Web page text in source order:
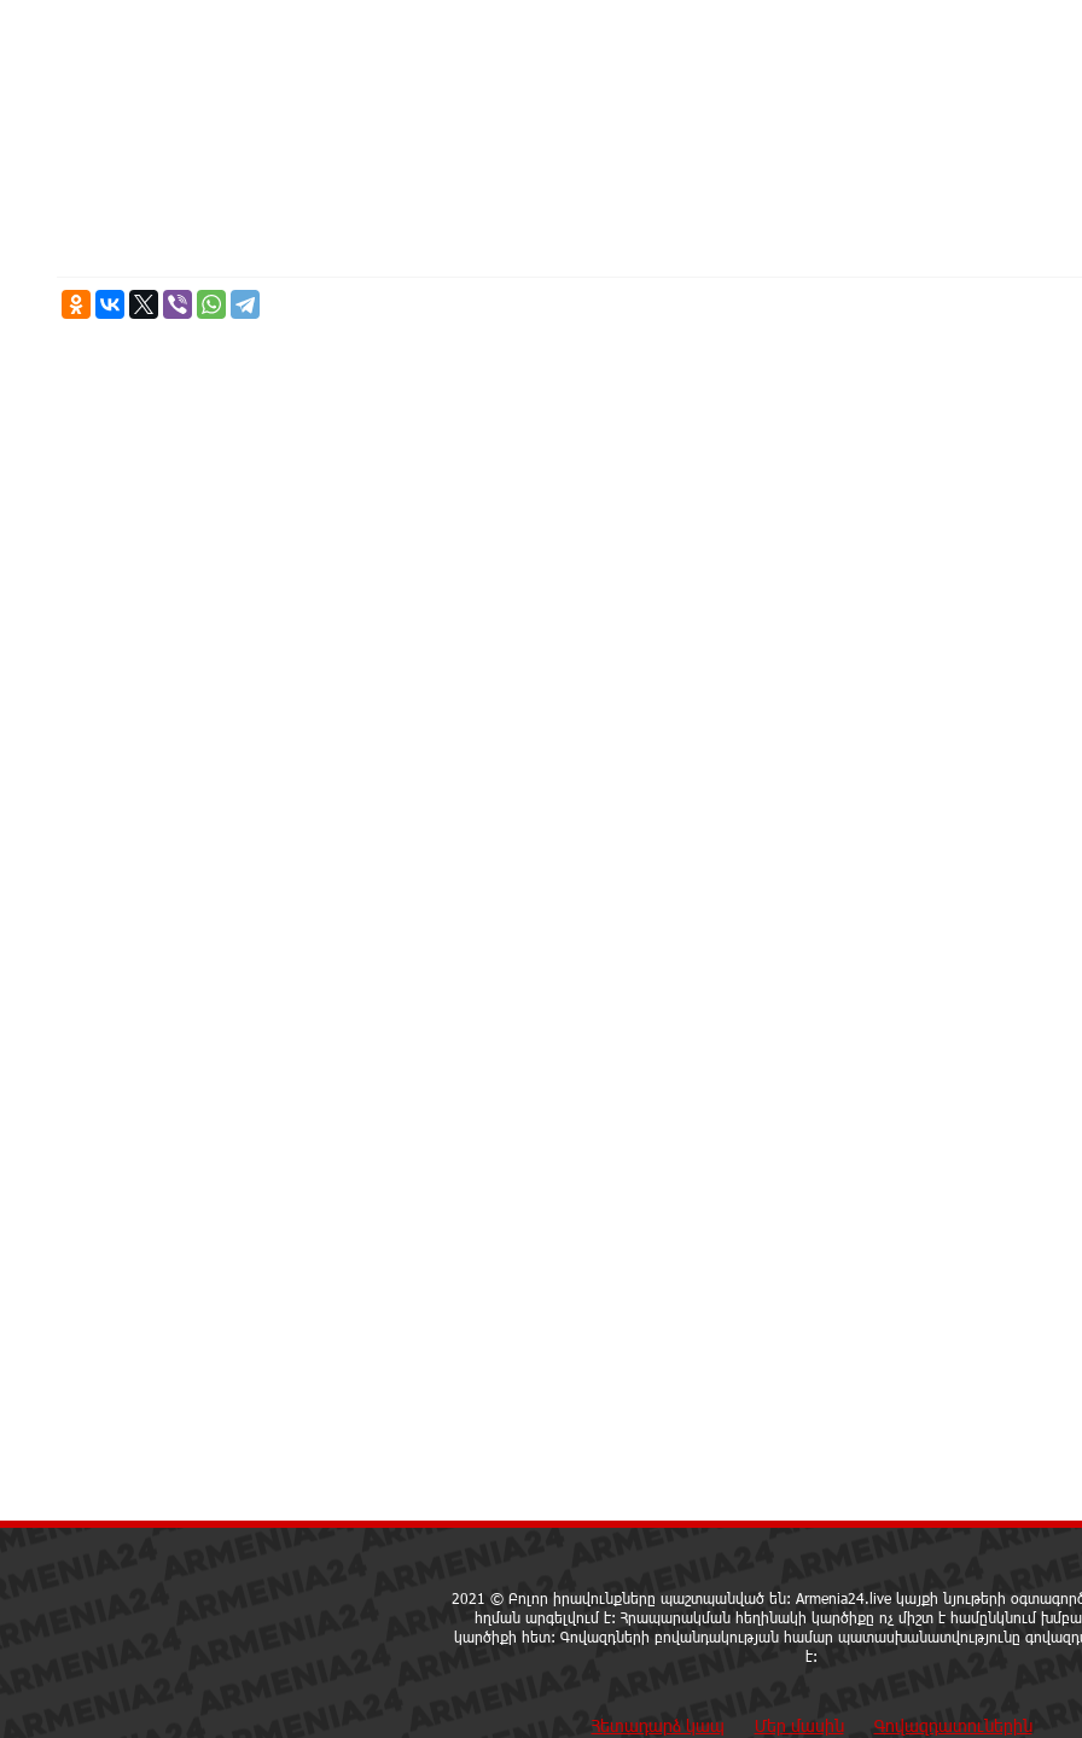
2021 © Բոլոր իրավունքները պաշտպանված են: Armenia24.live կայքի նյութերի
հղման արգելվում է: Հրապարակման հեղինակի կարծիքը ոչ միշտ է համընկնում
կարծիքի հետ: Գովազդների բովանդակության համար պատասխանատվությունը
է:
Հետադարձ կապ Մեր մասին Գովազդատուներին